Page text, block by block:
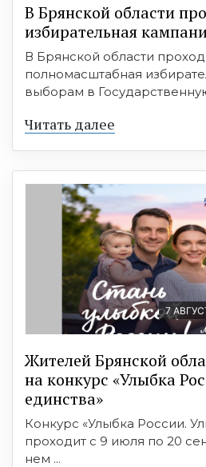
В Брянской области
избирательная
В Брянской области
полномасштабная
выборам в
Читать далее
7
Жителей Брянской
на конкурс «Улыбка
единства»
Конкурс «Улыбка России.
проходит с 9 июля по 20
нем ...